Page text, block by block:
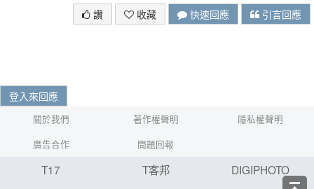
讚 收藏 快速回應 引言回應
登入來回應
關於我們 著作權聲明
隱私權聲明
廣告合作
問題回報
T17 T客邦
DIGIPHOTO